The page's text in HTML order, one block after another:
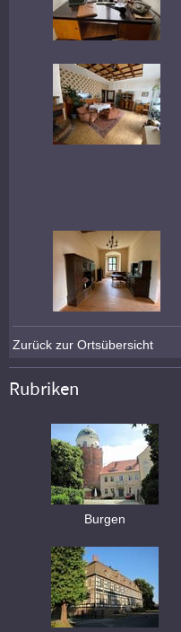
Zurück zur Ortsübersicht
Rubriken
Burgen